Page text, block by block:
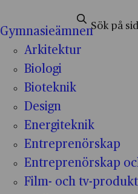
Gymnasieämnen
Arkitektur
Biologi
Bioteknik
Design
Energiteknik
Entreprenörskap
Entreprenörskap
Film- och tv-
Sök efter: